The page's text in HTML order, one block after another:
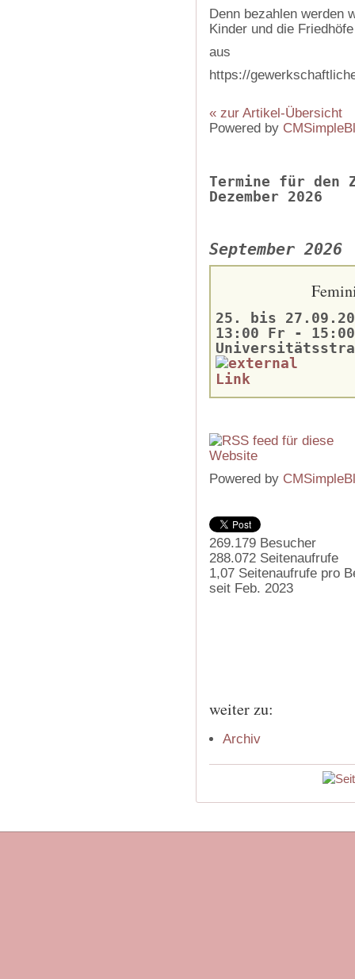
Denn bezahlen werden
Kinder und die
aus
https://
« zur Artikel-Übersicht
Powered by
Termine für den
Dezember 2026
September 2026
25. bis
13:00 Fr - 15:00
Powered by
269.179 Besucher
288.072 Seitenaufrufe
1,07 Seitenaufrufe pro
seit Feb. 2023
weiter zu:
Archiv